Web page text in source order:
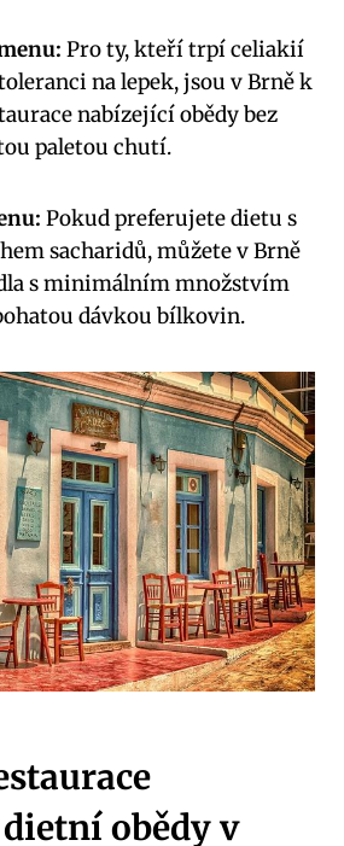
Pro ty, kteří trpí celiakií
na lepek, jsou v Brně k
nabízející obědy bez
paletou chutí.
Pokud preferujete dietu s
sacharidů, můžete v Brně
s ‍minimálním množstvím
‍dávkou bílkovin.
obědy v